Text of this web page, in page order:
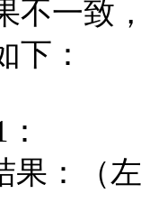
不一致
下：
果：（